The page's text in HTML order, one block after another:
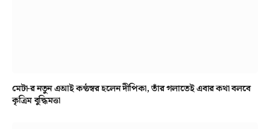
মেটা-র নতুন এআই কণ্ঠস্বর হলেন দীপিকা, তাঁর গলাতেই এবার কথা বলবে
কৃত্রিম বুদ্ধিমত্তা